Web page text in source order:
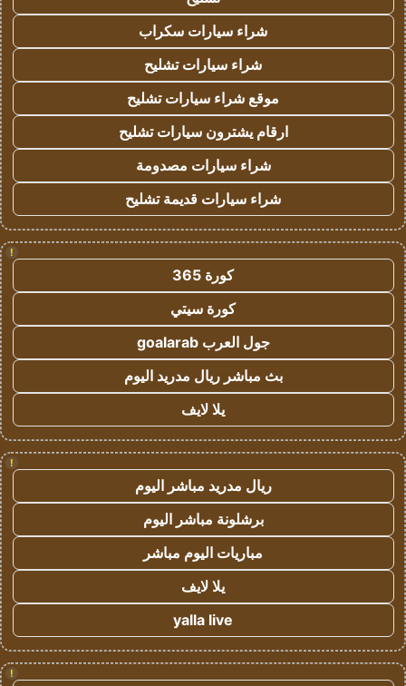
شراء سيارات سكراب
شراء سيارات تشليح
موقع شراء سيارات تشليح
ارقام يشترون سيارات تشليح
شراء سيارات مصدومة
شراء سيارات قديمة تشليح
!
كورة 365
كورة سيتي
جول العرب goalarab
بث مباشر ريال مدريد اليوم
يلا لايف
!
ريال مدريد مباشر اليوم
برشلونة مباشر اليوم
مباريات اليوم مباشر
يلا لايف
yalla live
!